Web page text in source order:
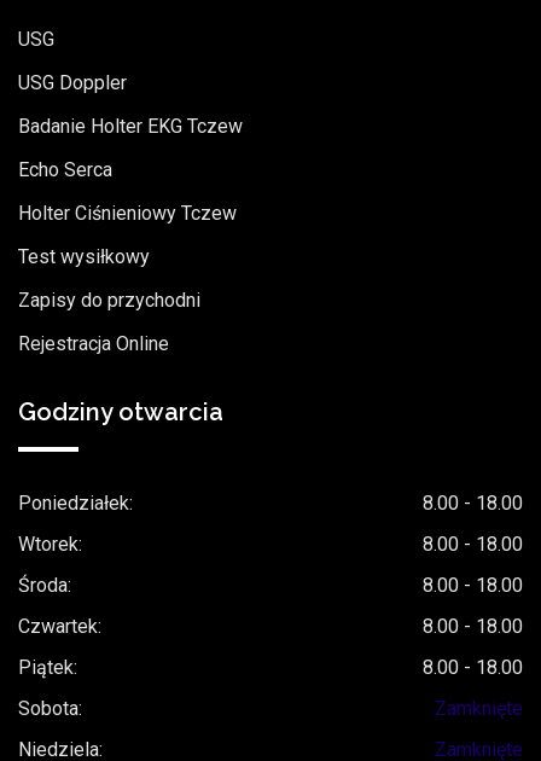
USG
USG Doppler
Badanie Holter EKG Tczew
Echo Serca
Holter Ciśnieniowy Tczew
Test wysiłkowy
Zapisy do przychodni
Rejestracja Online
Godziny otwarcia
Poniedziałek:
8.00 - 18.00
Wtorek:
8.00 - 18.00
Środa:
8.00 - 18.00
Czwartek:
8.00 - 18.00
Piątek:
8.00 - 18.00
Sobota:
Zamknięte
Niedziela:
Zamknięte